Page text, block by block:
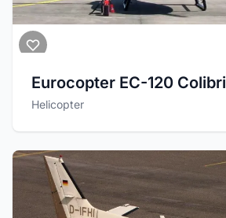
Eurocopter EC-120 Colibri
Helicopter